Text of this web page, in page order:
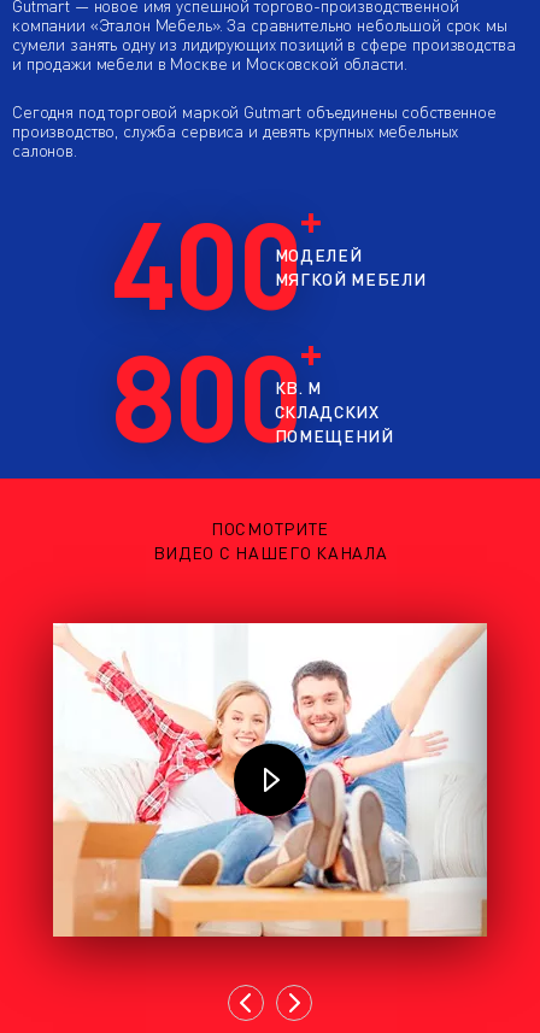
Gutmart — новое имя успешной торгово-производственной
компании «Эталон Мебель». За сравнительно небольшой срок мы
сумели занять одну из лидирующих позиций в сфере производства
и продажи мебели в Москве и Московской области.
Сегодня под торговой маркой Gutmart объединены собственное
производство, служба сервиса и девять крупных мебельных
салонов.
400МОДЕЛЕЙ
МЯГКОЙ МЕБЕЛИ
800
КВ. М
СКЛАДСКИХ
ПОМЕЩЕНИЙ
ПОСМОТРИТЕ
ВИДЕО С НАШЕГО КАНАЛА